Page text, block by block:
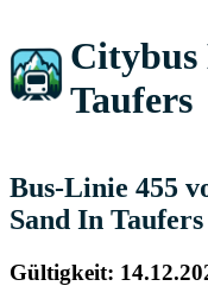
Citybus
Taufers
Bus-Linie 455
Sand In Taufers
Gültigkeit: